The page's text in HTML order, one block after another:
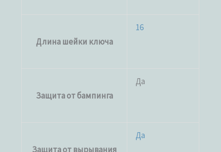
Длина шейки ключа
16
Защита от бампинга
Да
Защита от вырывания
Да